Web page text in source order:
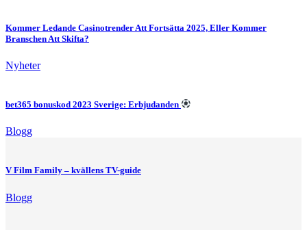
Kommer Ledande Casinotrender Att Fortsätta 2025, Eller Kommer
Branschen Att Skifta?
Nyheter
bet365 bonuskod 2023 Sverige: Erbjudanden
Blogg
V Film Family – kvällens TV-guide
Blogg